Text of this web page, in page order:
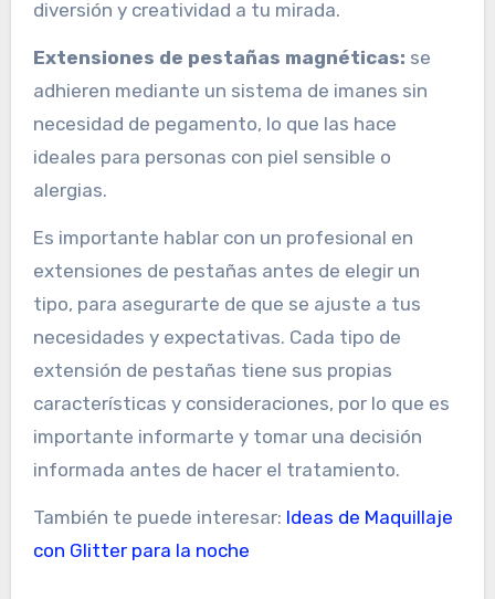
diversión y creatividad a tu mirada.
Extensiones de pestañas magnéticas: se
adhieren mediante un sistema de imanes sin
necesidad de pegamento, lo que las hace
ideales para personas con piel sensible o
alergias.
Es importante hablar con un profesional en
extensiones de pestañas antes de elegir un
tipo, para asegurarte de que se ajuste a tus
necesidades y expectativas. Cada tipo de
extensión de pestañas tiene sus propias
características y consideraciones, por lo que es
importante informarte y tomar una decisión
informada antes de hacer el tratamiento.
También te puede interesar: Ideas de Maquillaje
con Glitter para la noche